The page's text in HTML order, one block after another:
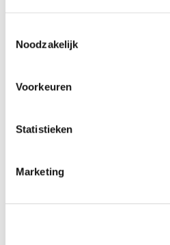
Noodzakelijk
Voorkeuren
Statistieken
Marketing
Contact opnemen
Stoelen